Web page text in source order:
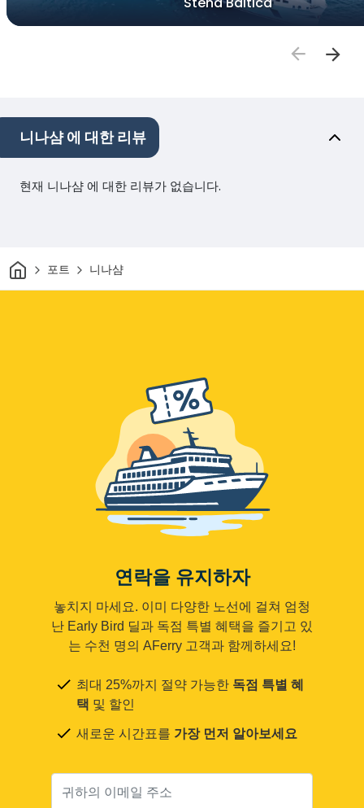
니나샴 에 대한 리뷰
현재 니나샴 에 대한 리뷰가 없습니다.
집 포트 니나샴
연락을 유지하자
놓치지 마세요. 이미 다양한 노선에 걸쳐 엄청
난 Early Bird 딜과 독점 특별 혜택을 즐기고 있
는 수천 명의 AFerry 고객과 함께하세요!
최대 25%까지 절약 가능한 독점 특별 혜
택 및 할인
새로운 시간표를 가장 먼저 알아보세요